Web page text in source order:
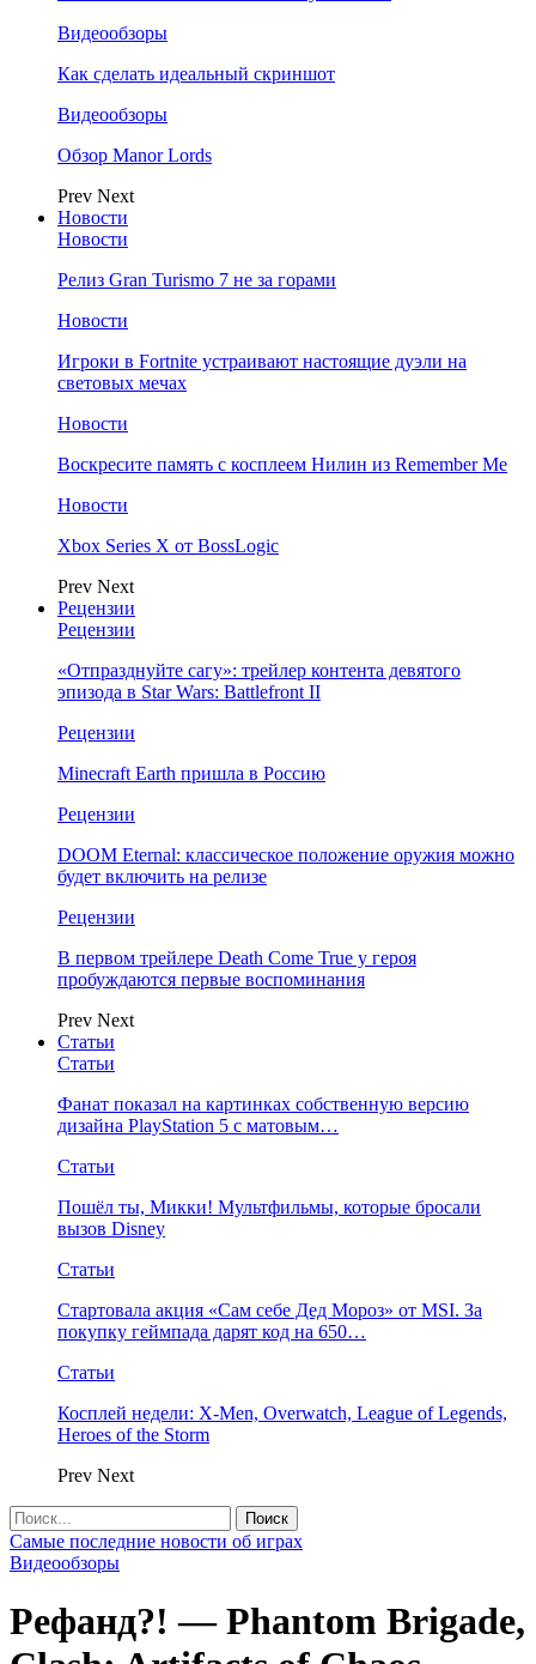
Видеообзоры
Как сделать идеальный скриншот
Видеообзоры
Обзор Manor Lords
Prev Next
Новости
Новости
Релиз Gran Turismo 7 не за горами
Новости
Игроки в Fortnite устраивают настоящие дуэли на
световых мечах
Новости
Воскресите память с косплеем Нилин из Remember Me
Новости
Xbox Series X от BossLogic
Prev Next
Рецензии
Рецензии
«Отпразднуйте сагу»: трейлер контента девятого
эпизода в Star Wars: Battlefront II
Рецензии
Minecraft Earth пришла в Россию
Рецензии
DOOM Eternal: классическое положение оружия можно
будет включить на релизе
Рецензии
В первом трейлере Death Come True у героя
пробуждаются первые воспоминания
Prev Next
Статьи
Статьи
Фанат показал на картинках собственную версию
дизайна PlayStation 5 с матовым…
Статьи
Пошёл ты, Микки! Мультфильмы, которые бросали
вызов Disney
Статьи
Стартовала акция «Сам себе Дед Мороз» от MSI. За
покупку геймпада дарят код на 650…
Статьи
Косплей недели: X-Men, Overwatch, League of Legends,
Heroes of the Storm
Prev Next
Самые последние новости об играх
Видеообзоры
Рефанд?! — Phantom Brigade,